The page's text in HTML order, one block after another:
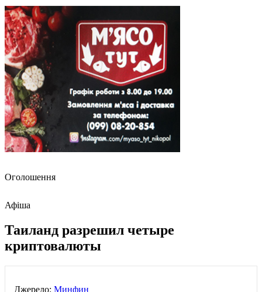
Оголошення
Афіша
Таиланд разрешил четыре
криптовалюты
Джерело: Минфин